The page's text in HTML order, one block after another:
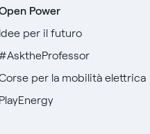
Power
Idee per il futuro
#AsktheProfessor
per la mobilità elettrica
PlayEnergy